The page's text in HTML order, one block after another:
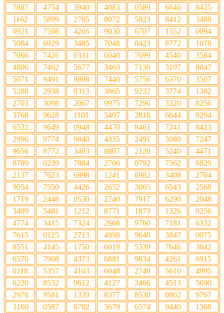
7887
4754 3940 4083 0589 6640
8425
1162
5899 2765 8072 5823 8412
3488
0921
7598 4266 9030 6707 1552
0094
5084
6929 3485 7048 0423 8772
1078
7066
7426 0331 6040 7699 4540
3584
4806
7462 5677 3463 7130 3197
8047
5071
9491 8808 7440 5756 6370
3507
5288
2938 0313 3865 9232 3774
1382
2703
3098 2067 9975 7296 3320
8256
3768
9628 1101 5407 2818 6644
9294
6522
9649 0948 4470 8461 7241
8423
2996
9774 9840 4335 2491 3080
7247
9656
8772 3403 8807 2120 5240
4471
8709
0239 7884 2706 0792 7362
6829
2137
7623 6898 1241 6982 3408
2704
9054
7550 4426 2652 3065 6543
2568
1719
2448 0530 2740 7917 6290
2048
3409
5481 1212 8771 1873 1326
9256
4774
3415 7324 2668 9760 7181
6332
7615
0125 2713 4998 9640 3847
0075
8551
4145 1750 6019 5339 7646
3042
6570
7908 4373 6881 9834 4261
6915
0118
5357 4103 6048 2749 5610
4995
6220
8532 9612 4127 3466 4513
5690
2976
9581 1339 8377 8530 0802
9767
3160
0587 6702 3679 6574 9440 1368